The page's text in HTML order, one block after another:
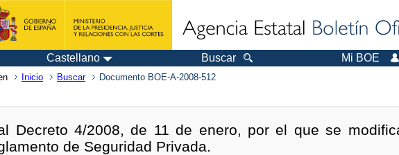
Castellano Buscar Mi BOE
Inicio Buscar Documento BOE-A-2008-512
Decreto 4/2008, de 11 de enero, por el que se
de Seguridad Privada.